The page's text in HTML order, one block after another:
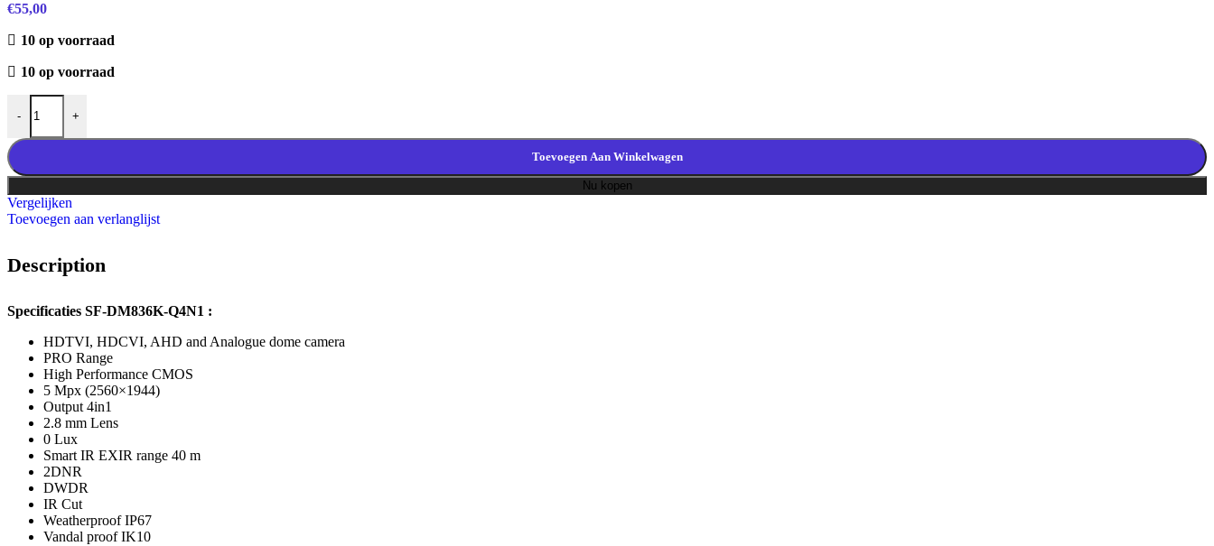
€55,00
10 op voorraad
10 op voorraad
-
Safire SF-DM836K-Q4N1 5MP dome camera aantal
+
Toevoegen Aan Winkelwagen
Nu kopen
Vergelijken
Toevoegen aan verlanglijst
Description
Specificaties SF-DM836K-Q4N1 :
HDTVI, HDCVI, AHD and Analogue dome camera
PRO Range
High Performance CMOS
5 Mpx (2560×1944)
Output 4in1
2.8 mm Lens
0 Lux
Smart IR EXIR range 40 m
2DNR
DWDR
IR Cut
Weatherproof IP67
Vandal proof IK10